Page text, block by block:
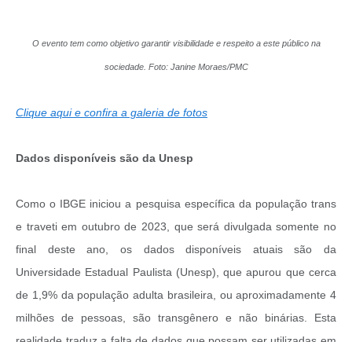
O evento tem como objetivo garantir visibilidade e respeito a este público na
sociedade. Foto: Janine Moraes/PMC
Clique aqui e confira a galeria de fotos
Dados disponíveis são da Unesp
Como o IBGE iniciou a pesquisa específica da população trans
e traveti em outubro de 2023, que será divulgada somente no
final deste ano, os dados disponíveis atuais são da
Universidade Estadual Paulista (Unesp), que apurou que cerca
de 1,9% da população adulta brasileira, ou aproximadamente 4
milhões de pessoas, são transgênero e não binárias. Esta